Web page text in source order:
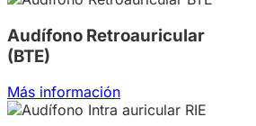
Audífono Retroauricular
(BTE)
Más información